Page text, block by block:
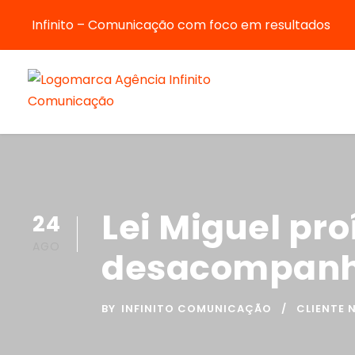
Infinito – Comunicação com foco em resultados
24
Lei Miguel
BY INFINITO COMUNICAÇÃO CLIENTE